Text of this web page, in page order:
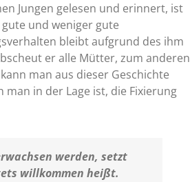
Jungen gelesen und erinnert, ist
und weniger gute
bleibt aufgrund des ihm
er alle Mütter, zum anderen
man aus dieser Geschichte
in der Lage ist, die Fixierung
werden, setzt
willkommen heißt.